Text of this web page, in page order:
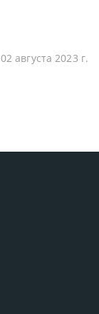
02 августа 2023 г.